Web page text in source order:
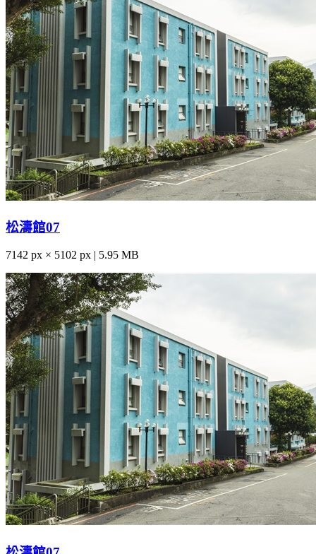
松濤館07
7142 px × 5102 px | 5.95 MB